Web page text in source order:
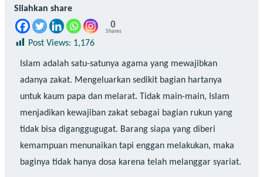
Silahkan share
0
Shares
Post Views: 1,176
Islam adalah satu-satunya agama yang mewajibkan
adanya zakat. Mengeluarkan sedikit bagian hartanya
untuk kaum papa dan melarat. Tidak main-main, Islam
menjadikan kewajiban zakat sebagai bagian rukun yang
tidak bisa diganggugugat. Barang siapa yang diberi
kemampuan menunaikan tapi enggan melakukan, maka
baginya tidak hanya dosa karena telah melanggar syariat.